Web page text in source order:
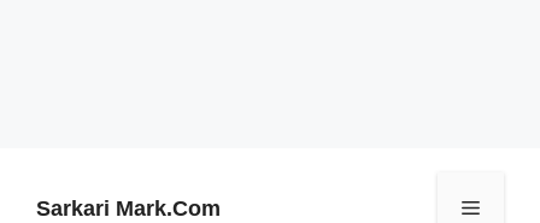
Sarkari Mark.Com Menu